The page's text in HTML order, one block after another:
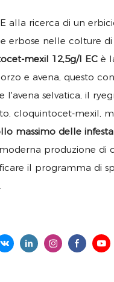
alla ricerca di un
erbose nelle colture di
mexil 12,5g/l EC è
e avena, questo
l'avena selvatica, il
cloquintocet-mexil,
massimo delle
produzione di
il programma di